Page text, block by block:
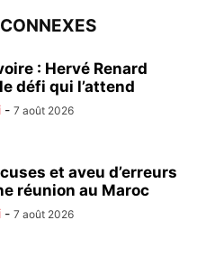
: Hervé Renard
défi qui l’attend
- 7 août 2026
et aveu d’erreurs
réunion au Maroc
- 7 août 2026